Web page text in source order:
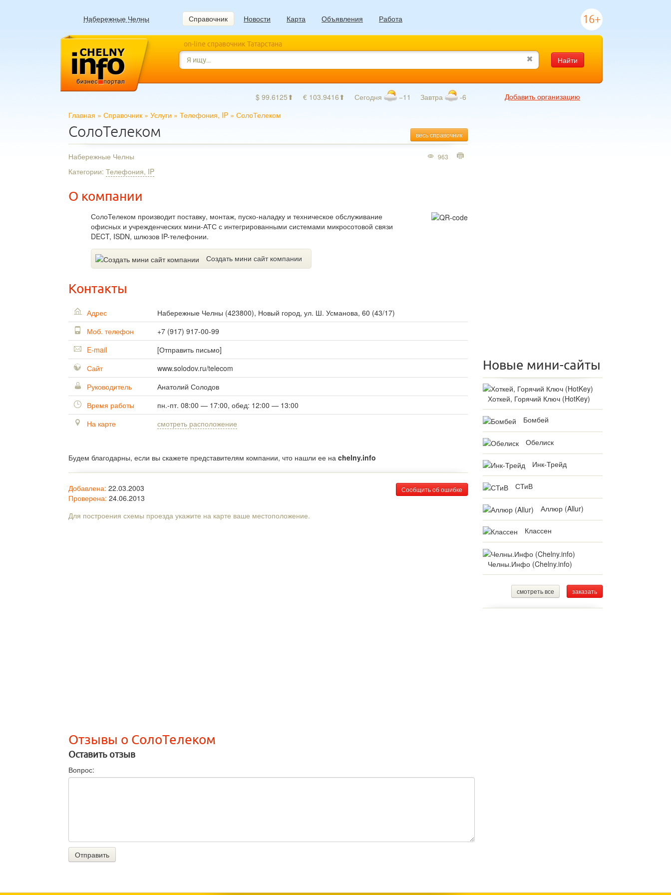
Набережные Челны Справочник Новости Карта Объявления Работа 16+
on-line справочник Татарстана
Найти
$ 99.6125⬆ € 103.9416⬆ Сегодня −11 Завтра -6
Добавить организацию
Главная » Справочник » Услуги » Телефония, IP » СолоТелеком
весь справочник
СолоТелеком
Набережные Челны
Категории: Телефония, IP
О компании
СолоТелеком производит поставку, монтаж, пуско-наладку и техническое обслуживание
офисных и учрежденческих мини-АТС с интегрированными системами микросотовой связи
DECT, ISDN, шлюзов IP-телефонии.
Создать мини сайт компании
963
Контакты
Адрес Набережные Челны (423800), Новый город, ул. Ш. Усманова, 60 (43/17)
Моб. телефон
+7 (917) 917-00-99
E-mail
[Отправить письмо]
Сайт
www.solodov.ru/telecom
Руководитель
Анатолий Солодов
Время работы
пн.-пт. 08:00 — 17:00, обед: 12:00 — 13:00
На карте
смотреть расположение
Будем благодарны, если вы скажете представителям компании, что нашли ее на chelny.info
Сообщить об ошибке
Добавлена: 22.03.2003
Проверена: 24.06.2013
Для построения схемы проезда укажите на карте ваше местоположение.
Отзывы о СолоТелеком
Оставить отзыв
Вопрос:
Отправить
Новые мини-сайты
Хоткей, Горячий Ключ (HotKey)
Бомбей
Обелиск
Инк-Трейд
СТиВ
Аллюр (Allur)
Классен
Челны.Инфо (Chelny.info)
смотреть все заказать